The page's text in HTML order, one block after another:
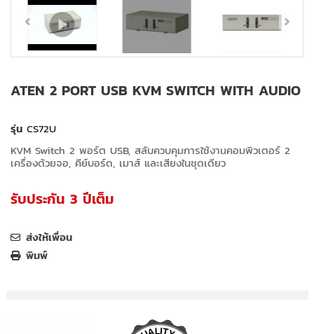
ATEN 2 PORT USB KVM SWITCH WITH AUDIO
รุ่น CS72U
KVM Switch 2 พอร์ต USB, สลับควบคุมการใช้งานคอมพิวเตอร์ 2
เครื่องด้วยจอ, คีย์บอร์ด, เมาส์ และเสียงในชุดเดียว
รับประกัน 3 ปีเต็ม
ส่งให้เพื่อน
พิมพ์